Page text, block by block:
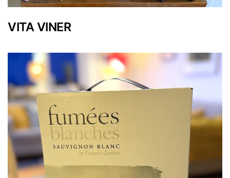
VITA VINER